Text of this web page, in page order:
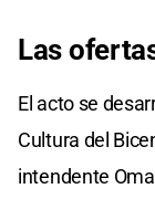
Las
El acto se
Cultura del
intendente